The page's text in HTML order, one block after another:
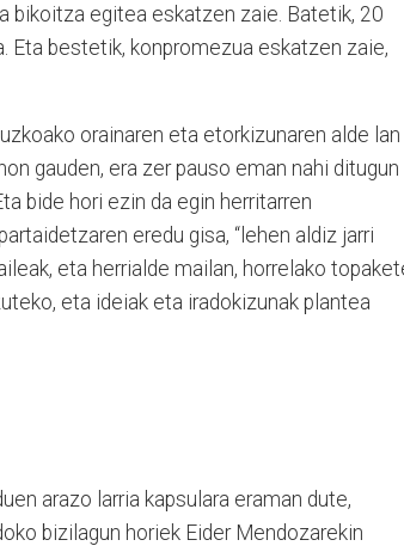
bikoitza egitea eskatzen zaie. Batetik, 20
Eta bestetik, konpromezua eskatzen zaie,
orainaren eta etorkizunaren alde lan
gauden, era zer pauso eman nahi ditugun
bide hori ezin da egin herritarren
eredu gisa, “lehen aldiz jarri
eta herrialde mailan, horrelako
eta ideiak eta iradokizunak plantea
arazo larria kapsulara eraman dute,
bizilagun horiek Eider Mendozarekin